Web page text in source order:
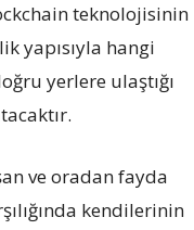
teknolojisinin
yapısıyla hangi
yerlere ulaştığı
ve oradan fayda
kendilerinin